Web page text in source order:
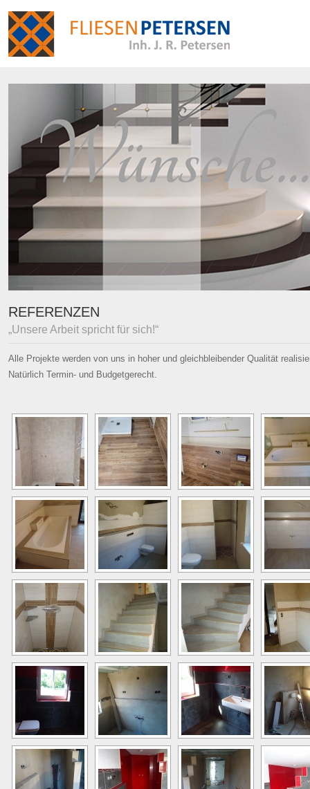
REFERENZEN
„Unsere Arbeit spricht für sich!“
Alle Projekte werden von uns in hoher und gleichbleibender Qualität
Natürlich Termin- und Budgetgerecht.